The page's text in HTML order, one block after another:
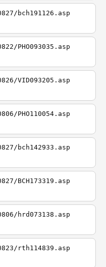
bch191126.asp
PHO093035.asp
VID093205.asp
PHO110054.asp
bch142933.asp
BCH173319.asp
hrd073138.asp
rth114839.asp